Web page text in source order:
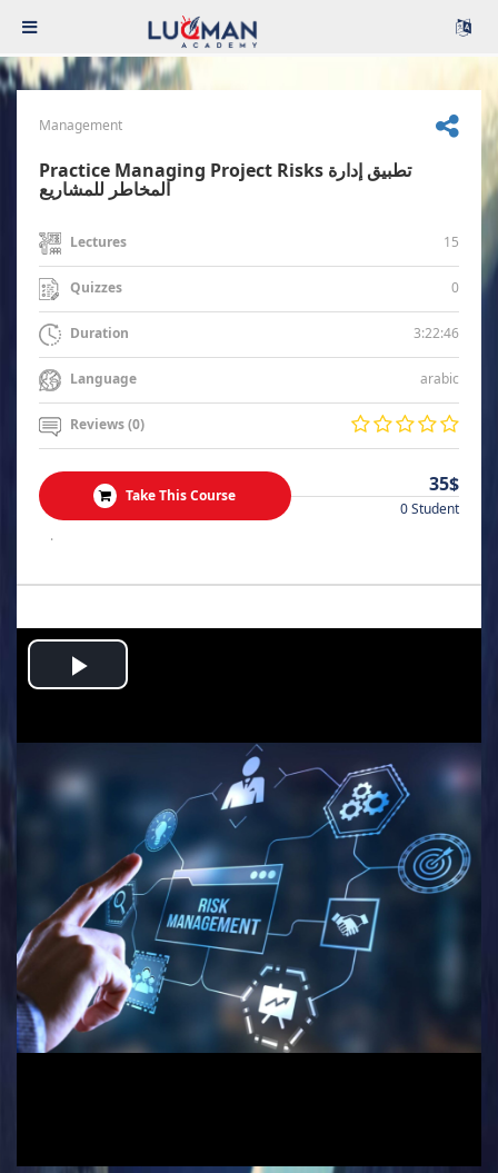
Management
Practice Managing Project Risks تطبيق إدارة
المخاطر للمشاريع
Lectures 15
Quizzes 0
Duration 3:22:46
Language arabic
Reviews (0)
Take This Course 35$
0 Student
.
Play
Video